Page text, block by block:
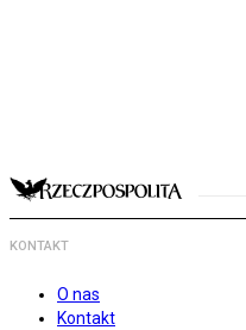
KONTAKT
O nas
Kontakt